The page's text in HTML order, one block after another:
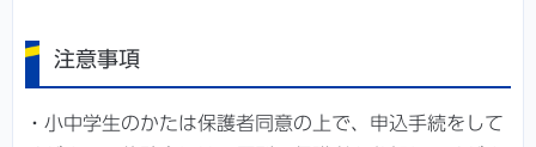
注意事項
・小中学生のかたは保護者同意の上で、申込手続をして